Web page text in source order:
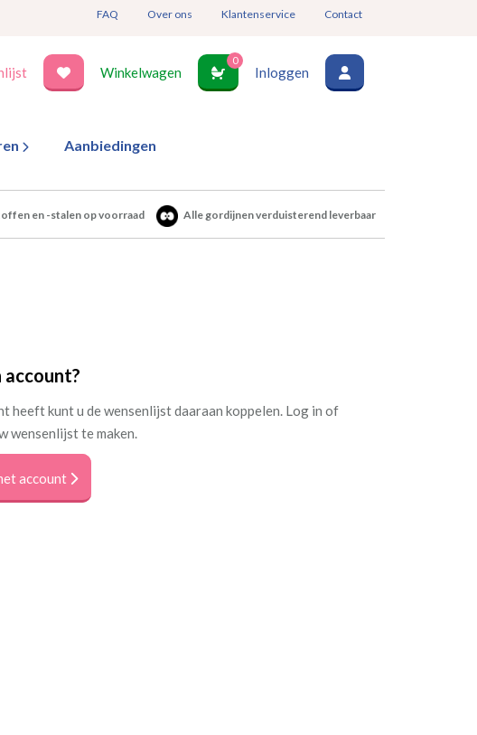
FAQ Over ons Klantenservice Contact
Winkelwagen
0
Inloggen
Aanbiedingen
en -stalen op voorraad Alle gordijnen verduisterend leverbaar
account?
heeft kunt u de wensenlijst daaraan koppelen. Log in of
wensenlijst te maken.
account